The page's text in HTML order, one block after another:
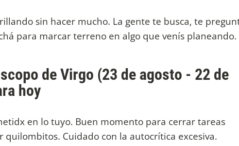
sin hacer mucho. La gente te busca, te
para marcar terreno en algo que venís planeando.
de Virgo (23 de agosto - 22 de
hoy
en lo tuyo. Buen momento para cerrar tareas
Cuidado con la autocrítica excesiva.